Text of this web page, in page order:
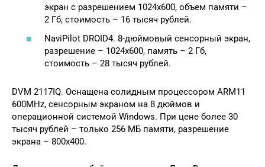
экран с разрешением 1024х600, объем памяти –
2 Гб, стоимость – 16 тысяч рублей.
NaviPilot DROID4. 8-дюймовый сенсорный экран,
разрешение – 1024х600, память – 2 Гб,
стоимость – 28 тысяч рублей.
DVM 2117IQ. Оснащена солидным процессором ARM11
600MHz, сенсорным экраном на 8 дюймов и
операционной системой Windows. При цене более 30
тысяч рублей – только 256 МБ памяти, разрешение
экрана – 800х400.